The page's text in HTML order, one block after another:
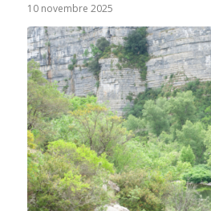
10 novembre 2025